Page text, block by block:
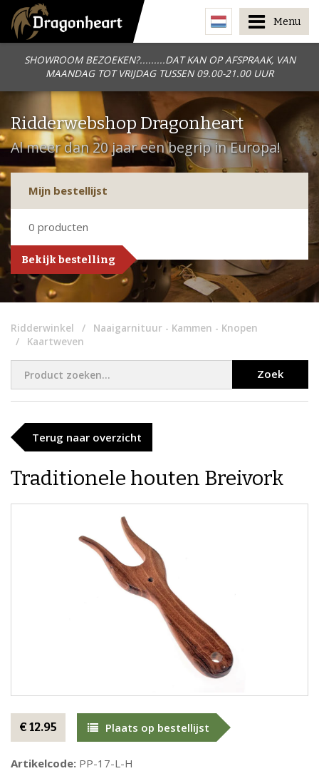
SHOWROOM BEZOEKEN?.........DAT KAN OP AFSPRAAK, VAN
MAANDAG TOT VRIJDAG TUSSEN 09.00-21.00 UUR
Menu
Ridderwebshop Dragonheart
Al meer dan 20 jaar een begrip in Europa!
Mijn bestellijst
0 producten
Bekijk bestelling
Ridderwinkel
Naaigarnituur - Kammen - Knopen
Kaartweven
Zoek
Terug naar overzicht
Traditionele houten Breivork
€ 12.95 Plaats op bestellijst
Artikelcode: PP-17-L-H